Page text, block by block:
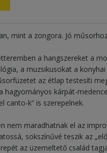
mint a zongora. Jó
a hangszereket a
a muzsikusokat a
az étlap testesíti
hagyományos kárpát-
canto-k” is szerepelnek.
nem maradhatnak el az
sokszínűvé teszik az
az üzemeltető család